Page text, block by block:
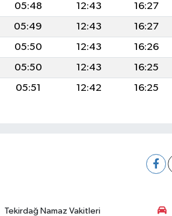
05:48 12:43 16:27
05:49 12:43 16:27
05:50 12:43 16:26
05:50 12:43 16:25
05:51 12:42 16:25
Tekirdağ Namaz Vakitleri